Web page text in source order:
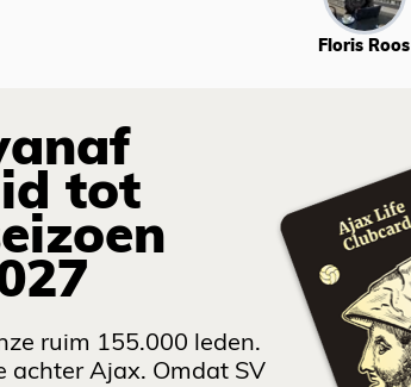
Floris Roos
tot
ruim 155.000 leden.
achter Ajax. Omdat SV